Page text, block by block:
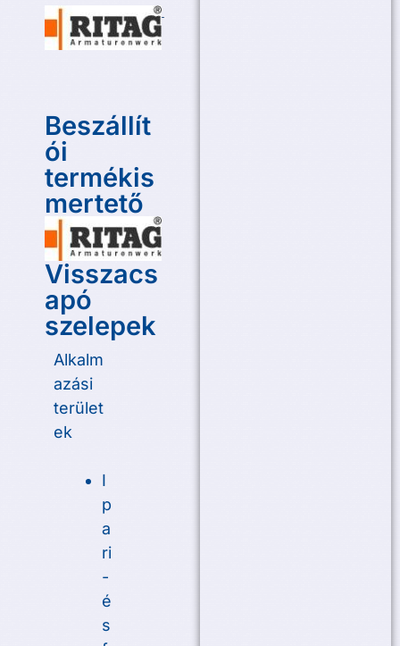
Beszállít
ói
termékis
mertető
Visszacs
apó
szelepek
Alkalm
azási
terület
ek
I
p
a
ri
-
é
s